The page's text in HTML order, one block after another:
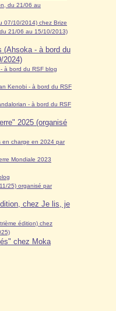
du 21/06 au
07/10/2014) chez Brize
21/06 au 15/10/2013)
(Ahsoka - à bord du
2024)
à bord du RSF blog
Kenobi - à bord du RSF
- à bord du RSF
2025 (organisé
en charge en 2024 par
Mondiale 2023
25) organisé par
chez Je lis, je
édition) chez
chez Moka